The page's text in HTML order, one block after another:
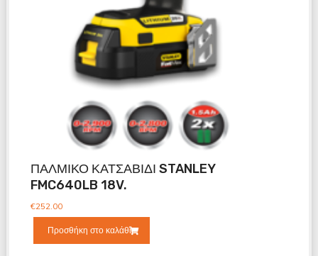
ΠΑΛΜΙΚΟ ΚΑΤΣΑΒΙΔΙ STANLEY
FMC640LB 18V.
€252.00
Προσθήκη στο καλάθι